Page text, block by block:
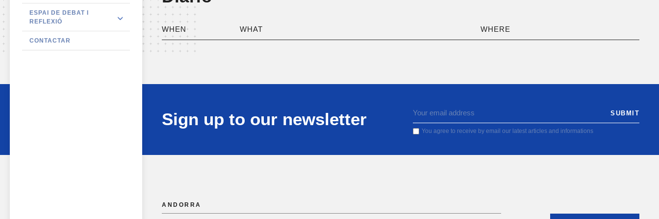
ESPAI DE DEBAT I
REFLEXIÓ
CONTACTAR
WHEN WHAT WHERE
Sign up to our newsletter
You agree to receive by email our latest articles and informations
ANDORRA